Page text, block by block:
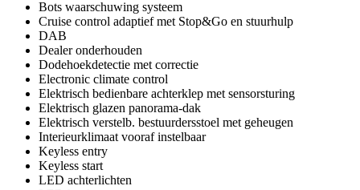
Bots waarschuwing systeem
Cruise control adaptief met Stop&Go en stuurhulp
DAB
Dealer onderhouden
Dodehoekdetectie met correctie
Electronic climate control
Elektrisch bedienbare achterklep met sensorsturing
Elektrisch glazen panorama-dak
Elektrisch verstelb. bestuurdersstoel met geheugen
Interieurklimaat vooraf instelbaar
Keyless entry
Keyless start
LED achterlichten